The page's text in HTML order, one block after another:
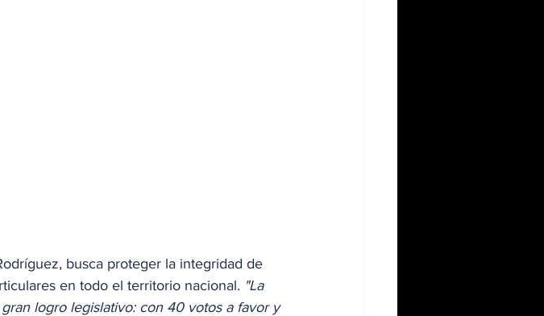
busca proteger la integridad de
en todo el territorio nacional. "La
logro legislativo: con 40 votos a favor y